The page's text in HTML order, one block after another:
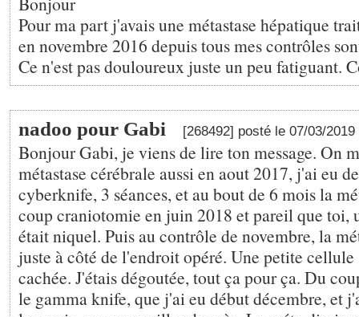
Pour ma part j'avais une métastase hépatique
en novembre 2016 depuis tous mes contrôles
Ce n'est pas douloureux juste un peu fatiguant.
nadoo pour Gabi [268492] posté le 07/03/
Bonjour Gabi, je viens de lire ton message. On
métastase cérébrale aussi en aout 2017, j'ai eu
cyberknife, 3 séances, et au bout de 6 mois la
coup craniotomie en juin 2018 et pareil que toi,
était niquel. Puis au contrôle de novembre, la
juste à côté de l'endroit opéré. Une petite
cachée. J'étais dégoutée, tout ça pour ça. Du
le gamma knife, que j'ai eu début décembre, et